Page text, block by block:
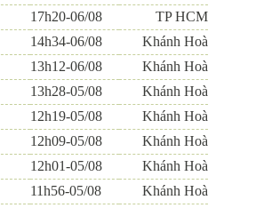
17h20-06/08
TP HCM
14h34-06/08
Khánh Hoà
13h12-06/08
Khánh Hoà
13h28-05/08
Khánh Hoà
12h19-05/08
Khánh Hoà
12h09-05/08
Khánh Hoà
12h01-05/08
Khánh Hoà
11h56-05/08
Khánh Hoà